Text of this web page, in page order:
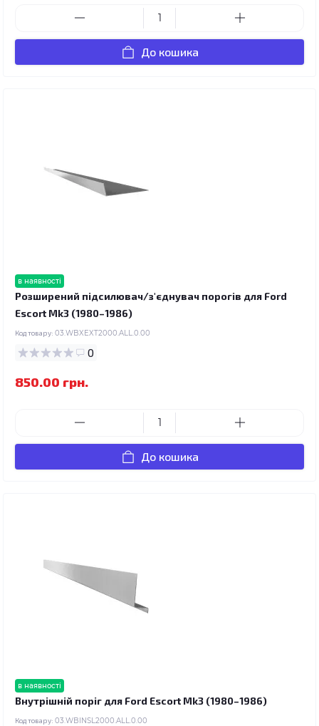
До кошика
в наявності
Розширений підсилювач/з'єднувач порогів для Ford
Escort Mk3 (1980–1986)
Код товару: 03.WBXEXT2000.ALL.0.00
0
850.00 грн.
До кошика
в наявності
Внутрішній поріг для Ford Escort Mk3 (1980–1986)
Код товару: 03.WBINSL2000.ALL.0.00